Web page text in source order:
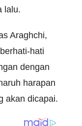
lalu.
Araghchi,
hati
dengan
harapan
akan dicapai.